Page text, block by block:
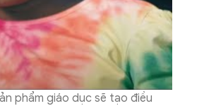
phẩm giáo dục sẽ tạo điều